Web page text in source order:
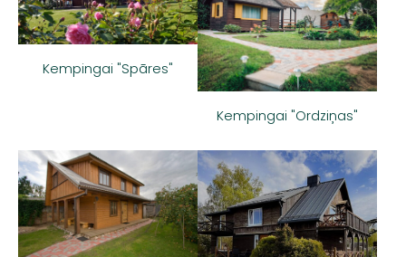
Kempingai "Spāres"
Kempingai "Ordziņas"